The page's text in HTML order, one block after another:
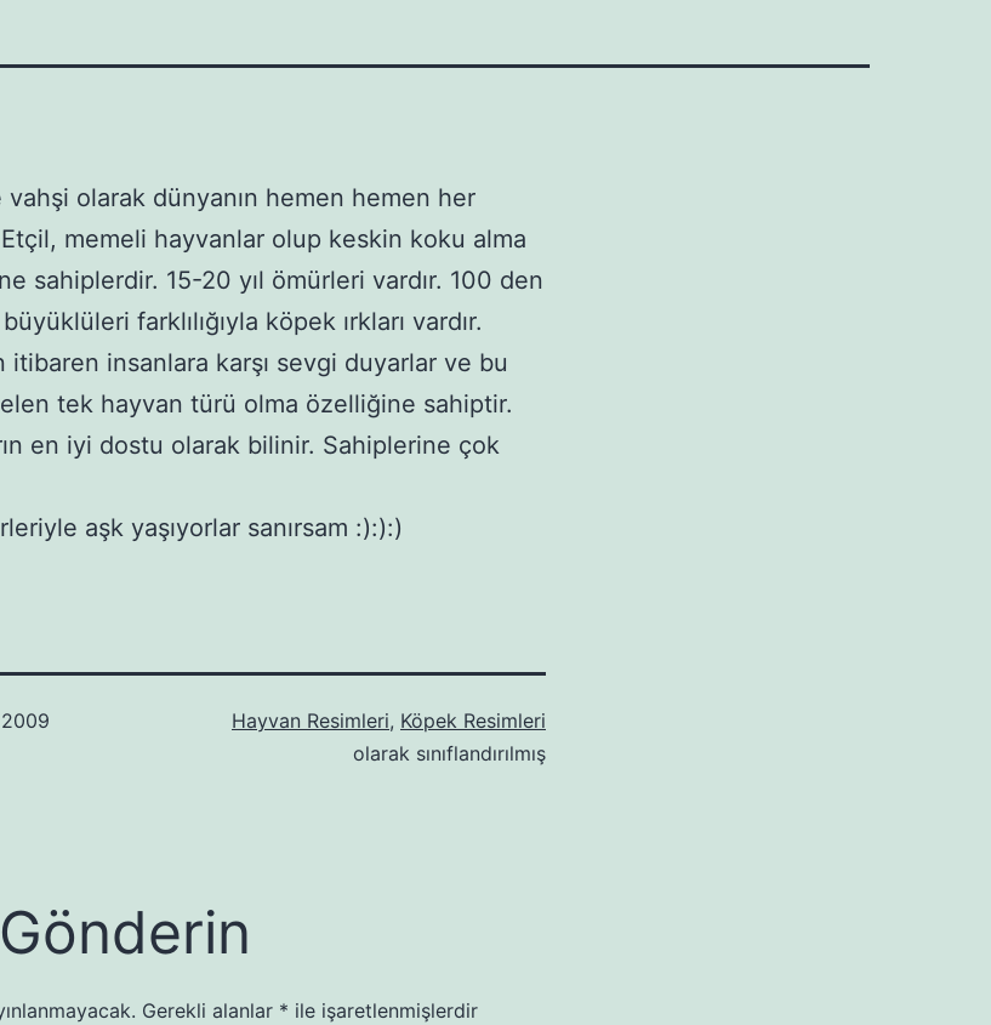
olarak dünyanın hemen hemen her
memeli hayvanlar olup keskin koku alma
sahiplerdir. 15-20 yıl ömürleri vardır. 100 den
farklılığıyla köpek ırkları vardır.
itibaren insanlara karşı sevgi duyarlar ve bu
tek hayvan türü olma özelliğine sahiptir.
en iyi dostu olarak bilinir. Sahiplerine çok
aşk yaşıyorlar sanırsam :):):)
Hayvan Resimleri, Köpek Resimleri
olarak sınıflandırılmış
Gerekli alanlar * ile işaretlenmişlerdir